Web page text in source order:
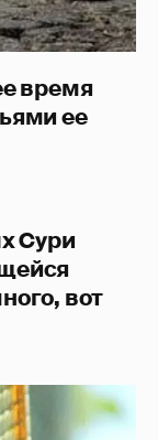
время
ее
Сури
вот